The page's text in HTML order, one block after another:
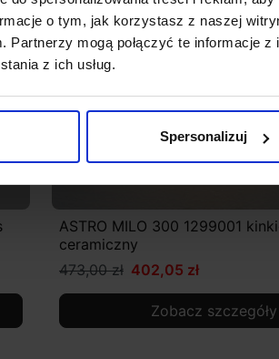
o tym, jak korzystasz z naszej
Partnerzy mogą połączyć te informacje
z ich usług.
Spersonalizuj
ASTRO MILO 300 1299001
ceramiczny
473,00 zł 402,05 zł
Zobacz szczegóły